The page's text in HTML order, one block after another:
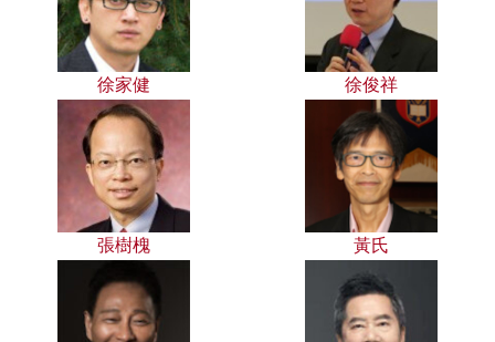
徐家健 徐俊祥
張樹槐 黃氏